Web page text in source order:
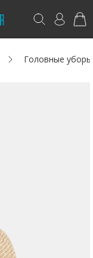
Головные уборы